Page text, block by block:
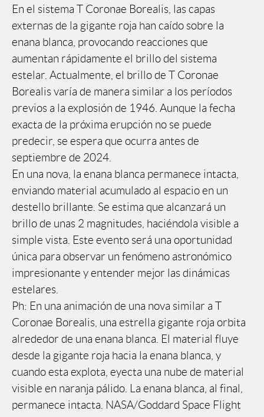
En el sistema T Coronae Borealis, las capas
externas de la gigante roja han caído sobre la
enana blanca, provocando reacciones que
aumentan rápidamente el brillo del sistema
estelar. Actualmente, el brillo de T Coronae
Borealis varía de manera similar a los períodos
previos a la explosión de 1946. Aunque la fecha
exacta de la próxima erupción no se puede
predecir, se espera que ocurra antes de
septiembre de 2024.
En una nova, la enana blanca permanece intacta,
enviando material acumulado al espacio en un
destello brillante. Se estima que alcanzará un
brillo de unas 2 magnitudes, haciéndola visible a
simple vista. Este evento será una oportunidad
única para observar un fenómeno astronómico
impresionante y entender mejor las dinámicas
estelares.
Ph: En una animación de una nova similar a T
Coronae Borealis, una estrella gigante roja orbita
alrededor de una enana blanca. El material fluye
desde la gigante roja hacia la enana blanca, y
cuando esta explota, eyecta una nube de material
visible en naranja pálido. La enana blanca, al final,
permanece intacta. NASA/Goddard Space Flight